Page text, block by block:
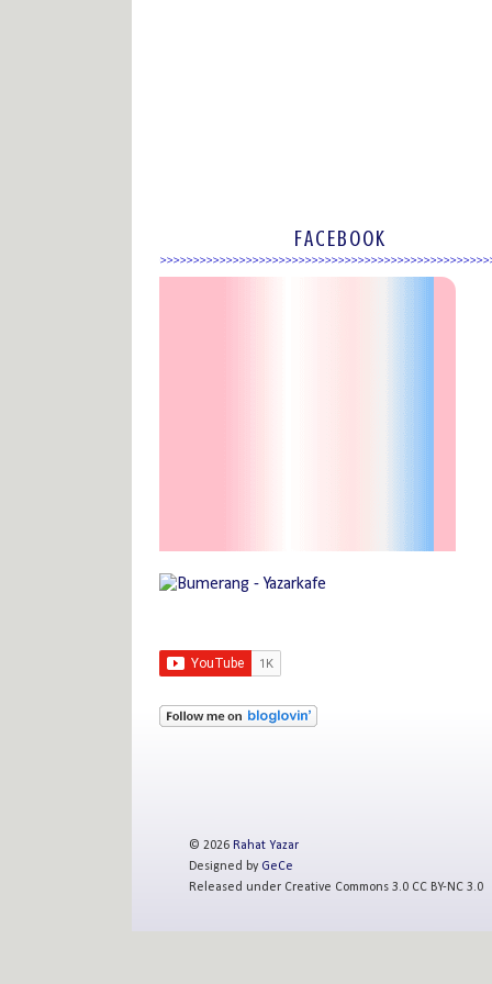
FACEBOOK
© 2026 Rahat Yazar
Designed by GeCe
Released under Creative Commons 3.0 CC BY-NC 3.0